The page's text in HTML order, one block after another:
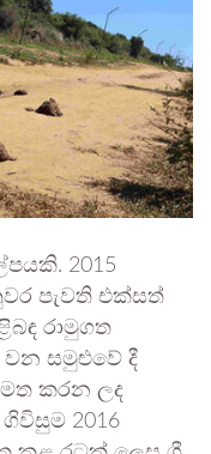
2015
පැවති එක්සත්
රාමුගත
සමුළුවේ දී
කරන ලද
2016